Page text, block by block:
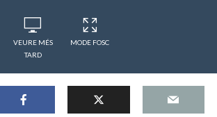
VEURE MÉS
TARD
MODE FOSC